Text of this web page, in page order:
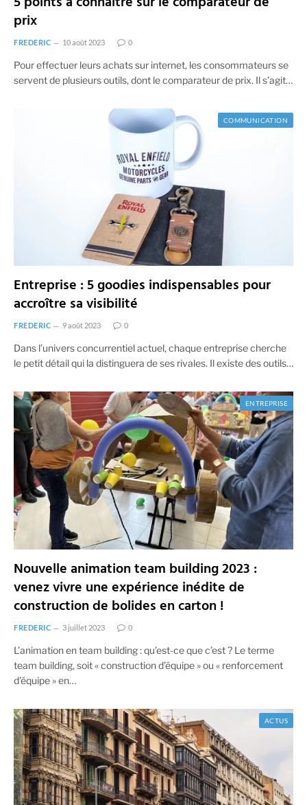
prix
FREDERIC 10 août 2023 0
Pour effectuer leurs achats sur internet, les consommateurs se
servent de plusieurs outils, dont le comparateur de prix. Il s’agit…
COMMUNICATION
Entreprise : 5 goodies indispensables pour
accroître sa visibilité
FREDERIC 9 août 2023 0
Dans l’univers concurrentiel actuel, chaque entreprise cherche
le petit détail qui la distinguera de ses rivales. Il existe des outils…
ENTREPRISE
Nouvelle animation team building 2023 :
venez vivre une expérience inédite de
construction de bolides en carton !
FREDERIC 3 juillet 2023 0
L’animation en team building : qu’est-ce que c’est ? Le terme
team building, soit « construction d’équipe » ou « renforcement
d’équipe » en…
ACTUS